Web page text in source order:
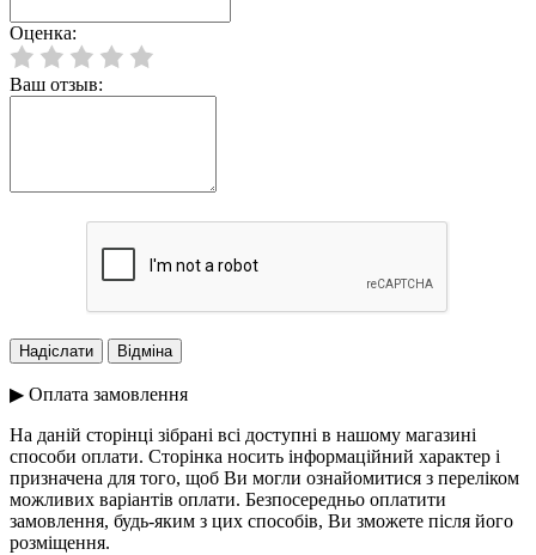
Оценка:
Ваш отзыв:
▶ Оплата замовлення
На даній сторінці зібрані всі доступні в нашому магазині
способи оплати. Сторінка носить інформаційний характер і
призначена для того, щоб Ви могли ознайомитися з переліком
можливих варіантів оплати. Безпосередньо оплатити
замовлення, будь-яким з цих способів, Ви зможете після його
розміщення.